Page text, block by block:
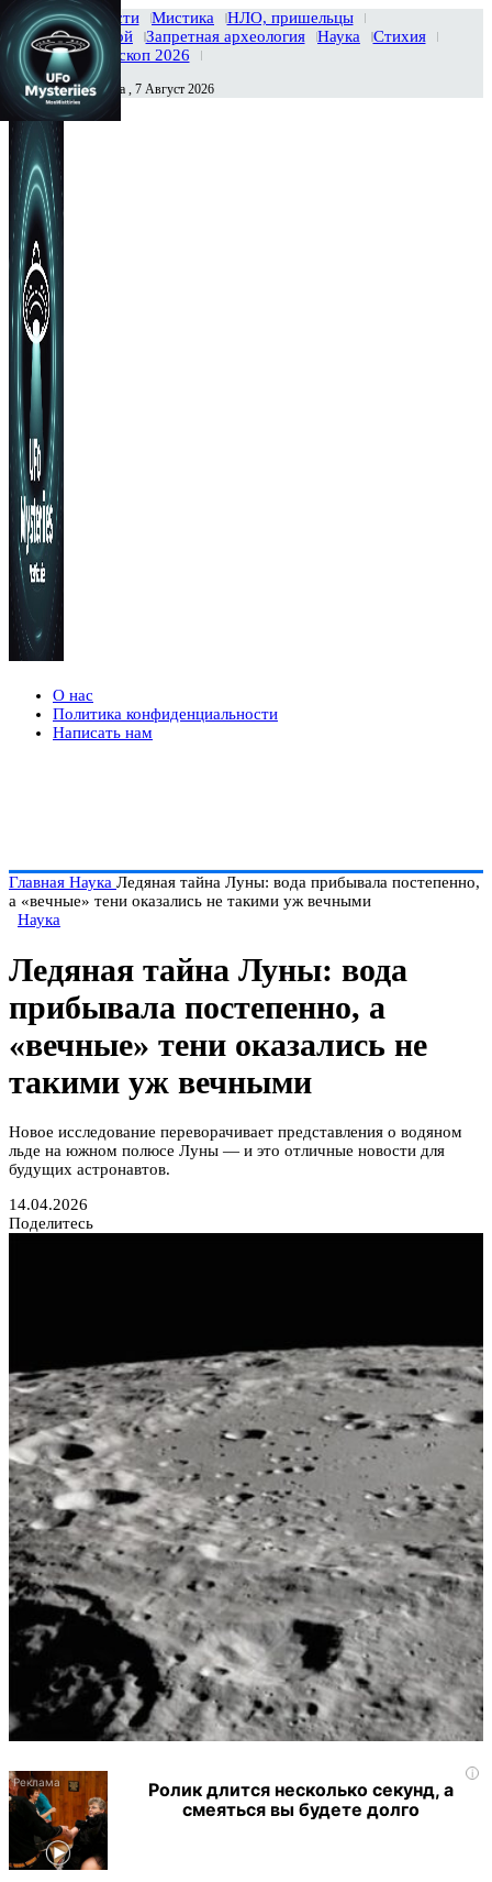
Главная Новости Мистика
НЛО, пришельцы
Тайны вселенной
Запретная археология Наука
Стихия
История
Гороскоп 2026
Сегодня Пятница , 7 Август 2026
О нас
Политика конфиденциальности
Написать нам
Главная Наука Ледяная тайна Луны: вода прибывала постепенно,
а «вечные» тени оказались не такими уж вечными
Наука
Ледяная тайна Луны: вода
прибывала постепенно, а
«вечные» тени оказались не
такими уж вечными
Новое исследование переворачивает представления о водяном
льде на южном полюсе Луны — и это отличные новости для
будущих астронавтов.
14.04.2026
Поделитесь
i
Ролик длится несколько секунд, а
смеяться вы будете долго